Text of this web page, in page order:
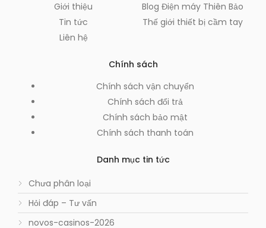
Giới thiệu
Tin tức
Liên hệ
Blog Điện máy Thiên Bảo
Thế giới thiết bị cầm tay
Chính sách
Chính sách vận chuyển
Chính sách đổi trả
Chính sách bảo mật
Chính sách thanh toán
Danh mục tin tức
Chưa phân loại
Hỏi đáp – Tư vấn
novos-casinos-2026